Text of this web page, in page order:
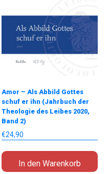
Amor – Als Abbild Gottes
schuf er ihn (Jahrbuch der
Theologie des Leibes 2020,
Band 2)
€24,90
In den Warenkorb